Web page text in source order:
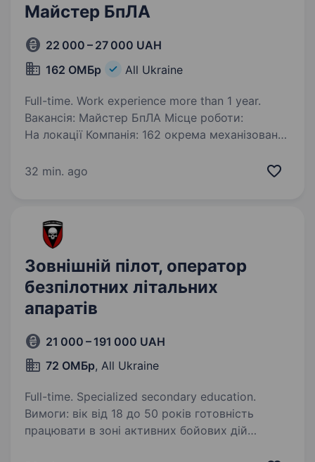
Майстер БпЛА
22 000 – 27 000 UAH
162 ОМБр
All Ukraine
Full-time. Work experience more than 1 year.
Вакансія: Майстер БпЛА Місце роботи:
На локації Компанія: 162 окрема механізована
«Північ» Сухопутних Військ Збройних Сил
32 min. ago
Зовнішній пілот, оператор
безпілотних літальних
апаратів
21 000 – 191 000 UAH
72 ОМБр, All Ukraine
Full-time. Specialized secondary education.
Вимоги: вік від 18 до 50 років готовність
працювати в зоні активних бойових дій